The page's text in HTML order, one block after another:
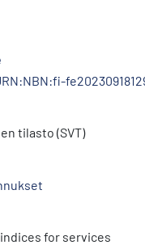
tilasto (SVT)
for services